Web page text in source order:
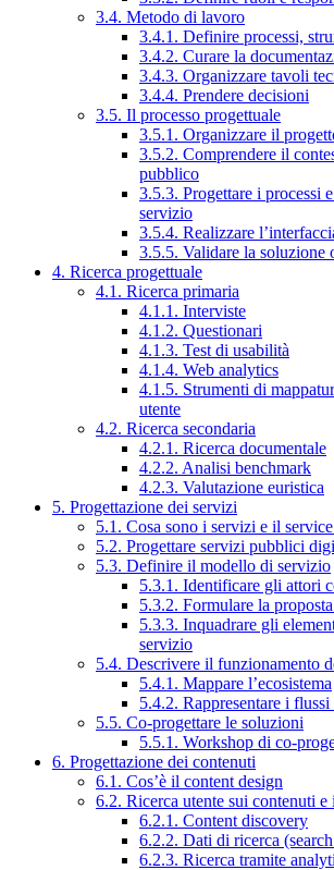
3.4. Metodo di lavoro
3.4.1. Definire processi,
3.4.2. Curare la
3.4.3. Organizzare tavoli
3.4.4. Prendere decisioni
3.5. Il processo progettuale
3.5.1. Organizzare il
3.5.2. Comprendere il
pubblico
3.5.3. Progettare i processi
servizio
3.5.4. Realizzare
3.5.5. Validare la soluzione
4. Ricerca progettuale
4.1. Ricerca primaria
4.1.1. Interviste
4.1.2. Questionari
4.1.3. Test di usabilità
4.1.4. Web analytics
4.1.5. Strumenti di
utente
4.2. Ricerca secondaria
4.2.1. Ricerca documentale
4.2.2. Analisi benchmark
4.2.3. Valutazione euristica
5. Progettazione dei servizi
5.1. Cosa sono i servizi e il
5.2. Progettare servizi pubblici
5.3. Definire il modello di servizio
5.3.1. Identificare gli attori
5.3.2. Formulare la
5.3.3. Inquadrare gli
servizio
5.4. Descrivere il funzionamento
5.4.1. Mappare l’ecosistema
5.4.2. Rappresentare i
5.5. Co-progettare le soluzioni
5.5.1. Workshop di co-
6. Progettazione dei contenuti
6.1. Cos’è il content design
6.2. Ricerca utente sui contenuti
6.2.1. Content discovery
6.2.2. Dati di ricerca
6.2.3. Ricerca tramite